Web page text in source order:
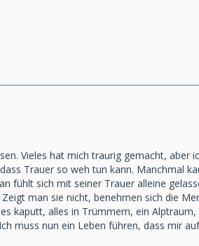
Vieles hat mich traurig gemacht, aber
Trauer so weh tun kann. Manchmal
fühlt sich mit seiner Trauer alleine
man sie nicht, benehmen sich die
kaputt, alles in Trümmern, ein Alptraum,
muss nun ein Leben führen, dass mir